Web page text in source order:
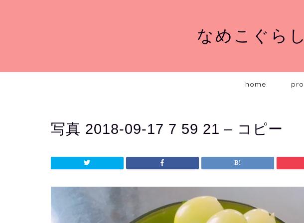
なめこぐら
home
写真 2018-09-17 7 59 21 – コピー